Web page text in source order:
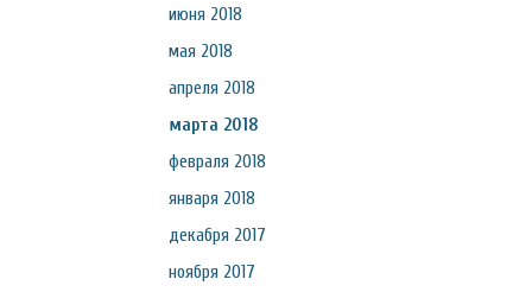
июня 2018
мая 2018
апреля 2018
марта 2018
февраля 2018
января 2018
декабря 2017
ноября 2017